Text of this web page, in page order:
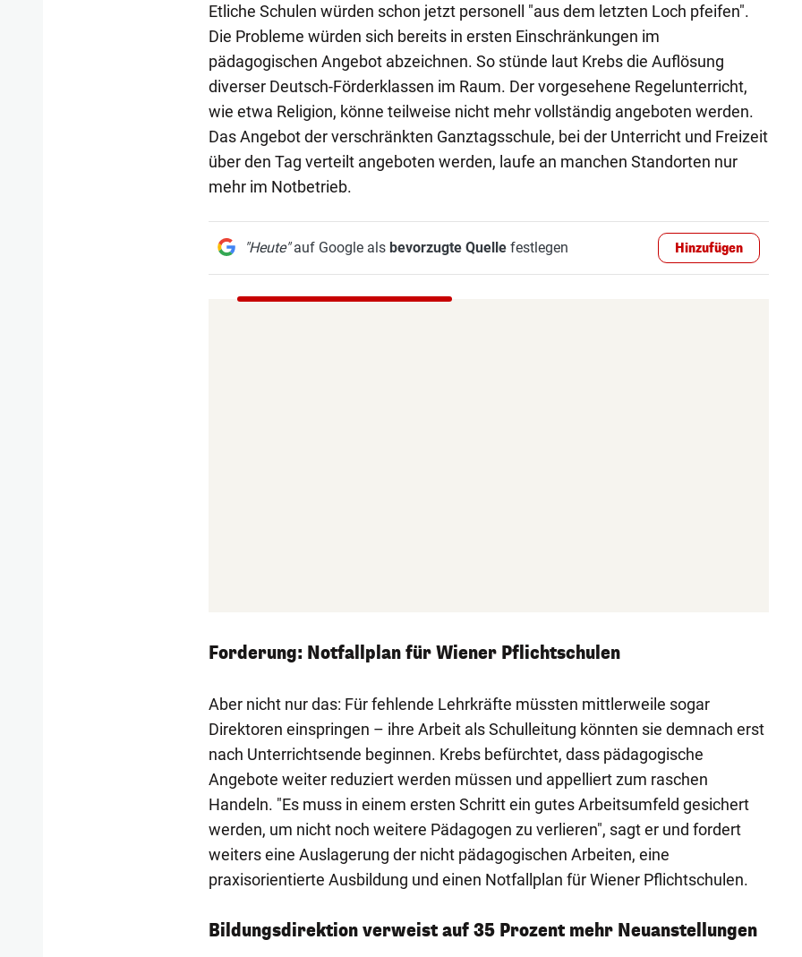
Etliche Schulen würden schon jetzt personell "aus dem letzten Loch pfeifen".
Die Probleme würden sich bereits in ersten Einschränkungen im
pädagogischen Angebot abzeichnen. So stünde laut Krebs die Auflösung
diverser Deutsch-Förderklassen im Raum. Der vorgesehene Regelunterricht,
wie etwa Religion, könne teilweise nicht mehr vollständig angeboten werden.
Das Angebot der verschränkten Ganztagsschule, bei der Unterricht und Freizeit
über den Tag verteilt angeboten werden, laufe an manchen Standorten nur
mehr im Notbetrieb.
"Heute"auf Google als bevorzugte Quellefestlegen Hinzufügen
Forderung: Notfallplan für Wiener Pflichtschulen
Aber nicht nur das: Für fehlende Lehrkräfte müssten mittlerweile sogar
Direktoren einspringen – ihre Arbeit als Schulleitung könnten sie demnach erst
nach Unterrichtsende beginnen. Krebs befürchtet, dass pädagogische
Angebote weiter reduziert werden müssen und appelliert zum raschen
Handeln. "Es muss in einem ersten Schritt ein gutes Arbeitsumfeld gesichert
werden, um nicht noch weitere Pädagogen zu verlieren", sagt er und fordert
weiters eine Auslagerung der nicht pädagogischen Arbeiten, eine
praxisorientierte Ausbildung und einen Notfallplan für Wiener Pflichtschulen.
Bildungsdirektion verweist auf 35 Prozent mehr Neuanstellungen